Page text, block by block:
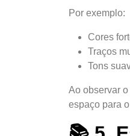
Por exemplo:
Cores
Traços
Tons
Ao observar
espaço para